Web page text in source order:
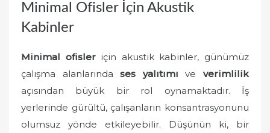
t
Minimal Ofisler İçin Akustik
Kabinler
Minimal ofisleriçin akustik kabinler, günümüz
çalışma alanlarındases yalıtımı veverimlilik
açısından büyük bir rol oynamaktadır. İş
yerlerinde gürültü, çalışanların konsantrasyonunu
olumsuz yönde etkileyebilir. Düşünün ki, bir